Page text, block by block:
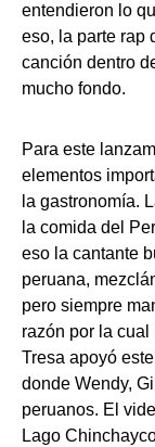
entendieron lo
eso, la parte rap
canción dentro
mucho fondo.
Para este
elementos
la gastronomía.
la comida del
eso la cantante
peruana,
pero siempre
razón por la
Tresa apoyó
donde Wendy,
peruanos. El
Lago